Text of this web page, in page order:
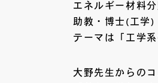
エネルギー材料
助教・博士(工学
テーマは「工学
大野先生からのコ